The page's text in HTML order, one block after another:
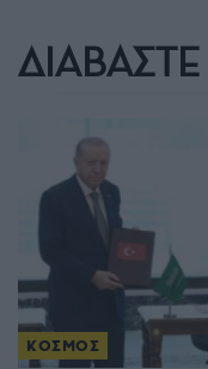
ΔΙΑΒΑΣΤΕ
ΚΟΣΜΟΣ